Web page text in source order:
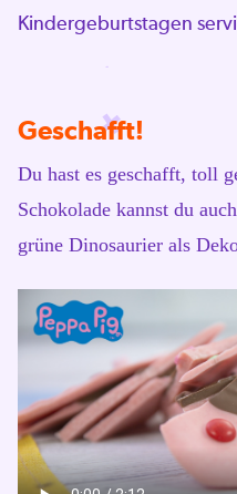
Kindergeburtstagen
Geschafft!
Du hast es geschafft, toll
Schokolade kannst du
grüne Dinosaurier als